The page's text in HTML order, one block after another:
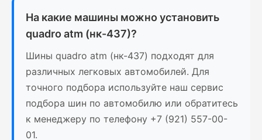
На какие машины можно установить
quadro atm (нк-437)?
Шины quadro atm (нк-437) подходят для
различных легковых автомобилей. Для
точного подбора используйте наш сервис
подбора шин по автомобилю или обратитесь
к менеджеру по телефону +7 (921) 557-00-
01.